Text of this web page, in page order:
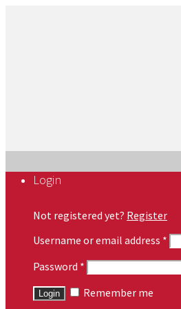
Login
Not registered yet? Register
Username or email address *
Password *
Remember me